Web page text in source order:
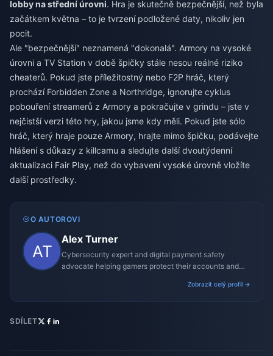
lobby na střední úrovni. Hra je skutečně bezpečnější, než byla
začátkem května – to je tvrzení podložené daty, nikoliv jen
pocit.
Ale "bezpečnější" neznamená "dokonalá". Armory na vysoké
úrovni a TV Station v době špičky stále nesou reálné riziko
cheaterů. Pokud jste příležitostný nebo F2P hráč, který
prochází Forbidden Zone a Northridge, ignorujte cyklus
pobouření streamerů z Armory a pokračujte v grindu – jste v
nejčistší verzi této hry, jakou jsme kdy měli. Pokud jste sólo
hráč, který hraje pouze Armory, hrajte mimo špičku, podávejte
hlášení s důkazy z killcamu a sledujte další dvoutýdenní
aktualizaci Fair Play, než do vybavení vysoké úrovně vložíte
další prostředky.
O AUTOROVI
Alex Turner
Cybersecurity expert and digital payment safety
advocate helping gamers protect their accounts and
Zobrazit celý profil →
SDÍLET